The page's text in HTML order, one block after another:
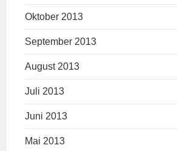
Oktober 2013
September 2013
August 2013
Juli 2013
Juni 2013
Mai 2013